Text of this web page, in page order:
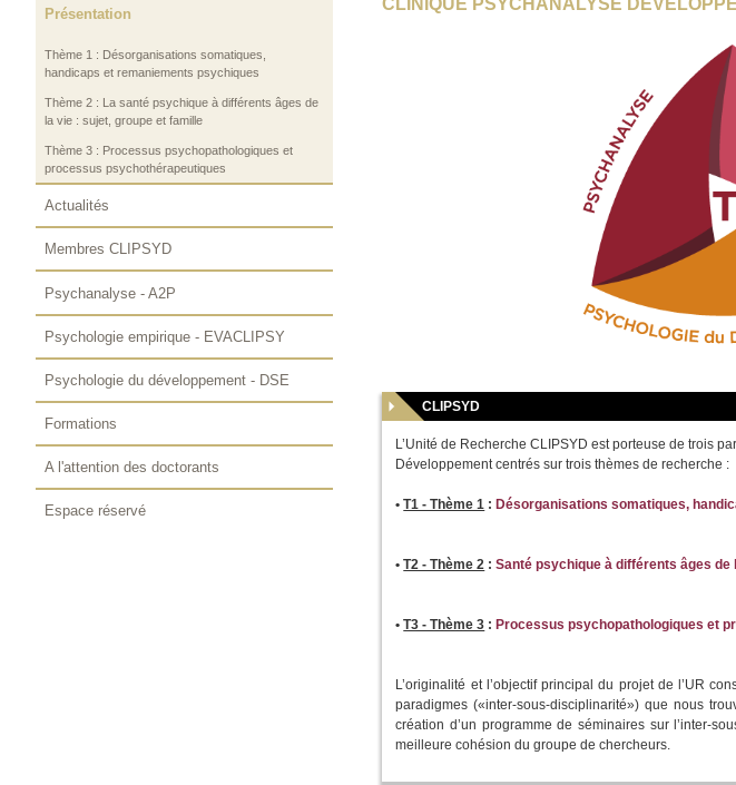
CLIPSYD
L’Unité de Recherche CLIPSYD est porteuse de trois
Développement centrés sur trois thèmes de recherche :
•T1 - Thème 1 : Désorganisations somatiques,
•T2 - Thème 2 : Santé psychique à différents âges
•T3 - Thème 3 : Processus psychopathologiques et
L’originalité et l’objectif principal du projet de l’UR
paradigmes («inter-sous-disciplinarité») que nous
création d’un programme de séminaires sur l’inter-
meilleure cohésion du groupe de chercheurs.
Présentation
Thème 1 : Désorganisations somatiques,
handicaps et remaniements psychiques
Thème 2 : La santé psychique à différents âges de
la vie : sujet, groupe et famille
Thème 3 : Processus psychopathologiques et
processus psychothérapeutiques
Actualités
Membres CLIPSYD
Psychanalyse - A2P
Psychologie empirique - EVACLIPSY
Psychologie du développement - DSE
Formations
A l'attention des doctorants
Espace réservé